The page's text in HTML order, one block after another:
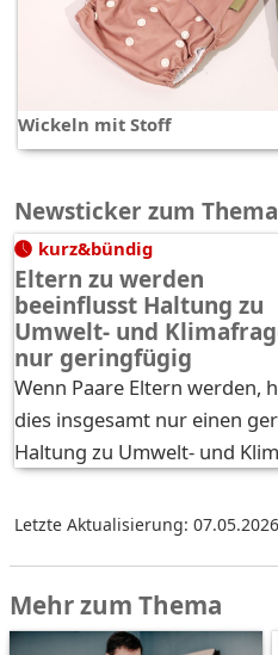
Wickeln mit Stoff
Newsticker zum Thema
kurz&bündig
Eltern zu werden
beeinflusst Haltung zu
Umwelt- und
nur geringfügig
Wenn Paare Eltern werden,
dies insgesamt nur einen
Haltung zu Umwelt- und
Letzte Aktualisierung: 07.05.2026
Mehr zum Thema